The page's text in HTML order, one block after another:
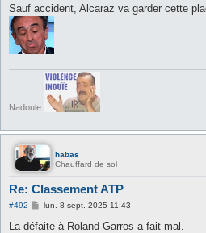
s
s
a
g
e
Sauf accident, Alcaraz va garder cette
Nadoule
habas
Chauffard de sol
Re: Classement ATP
#492
M
s
lun. 8 sept. 2025 11:43
La défaite à Roland Garros a fait mal.